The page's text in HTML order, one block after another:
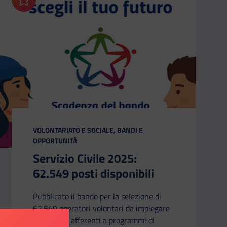
Aggiungi ai preferiti
CATEGORIA:
VOLONTARIATO E SOCIALE, BANDI E
OPPORTUNITÀ
Servizio Civile 2025:
62.549 posti disponibili
Pubblicato il bando per la selezione di
62.549 operatori volontari da impiegare
in progetti afferenti a programmi di